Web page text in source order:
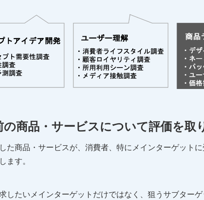
の商品・サービスについて評価を取
た商品・サービスが、消費者、特にメインターゲット
ます。
したいメインターゲットだけではなく、狙うサブター